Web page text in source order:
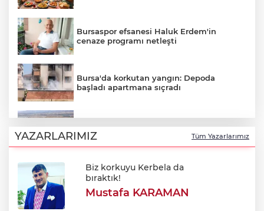
Bursaspor efsanesi Haluk Erdem'in
cenaze programı netleşti
Bursa'da korkutan yangın: Depoda
başladı apartmana sıçradı
Fabrikaya ulaşmadan söndürüldü
Hürmüz Boğazı açılacak mı? İran'dan
ABD'ye sert açıklama
YAZARLARIMIZ Tüm Yazarlarımız
Biz korkuyu Kerbela da
bıraktık!
Mustafa KARAMAN